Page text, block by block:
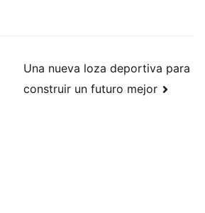
Una nueva loza deportiva para
construir un futuro mejor